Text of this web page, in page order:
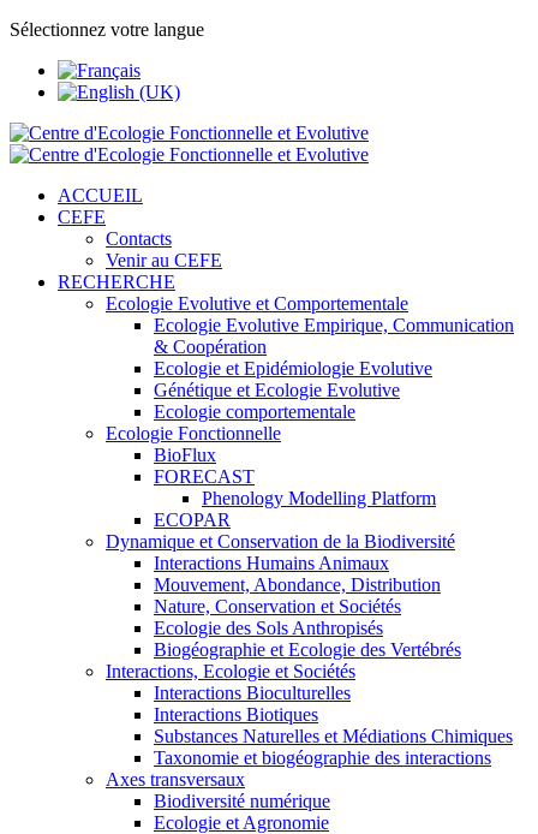
Sélectionnez votre langue
ACCUEIL
CEFE
Contacts
Venir au CEFE
RECHERCHE
Ecologie Evolutive et Comportementale
Ecologie Evolutive Empirique, Communication
& Coopération
Ecologie et Epidémiologie Evolutive
Génétique et Ecologie Evolutive
Ecologie comportementale
Ecologie Fonctionnelle
BioFlux
FORECAST
Phenology Modelling Platform
ECOPAR
Dynamique et Conservation de la Biodiversité
Interactions Humains Animaux
Mouvement, Abondance, Distribution
Nature, Conservation et Sociétés
Ecologie des Sols Anthropisés
Biogéographie et Ecologie des Vertébrés
Interactions, Ecologie et Sociétés
Interactions Bioculturelles
Interactions Biotiques
Substances Naturelles et Médiations Chimiques
Taxonomie et biogéographie des interactions
Axes transversaux
Biodiversité numérique
Ecologie et Agronomie